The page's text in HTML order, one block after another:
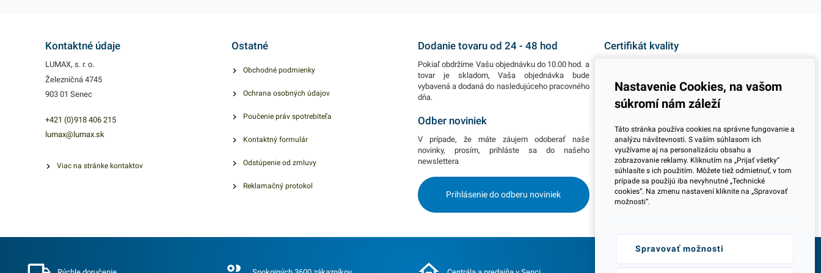
ekologických vlákien,
predstavujú skvelé
riešenie v boji proti
obsahuje 100 kusov
33x33x3cm. Farebný
Materiál je cennou
hospodárstve recyklácie,
rozložiteľný a vhodný
dezertov. Táto tortová
materiálu PAP - 100%
celulóza z pevných
papierových
vďaka čomu predstavuje
skvelé riešenie v boji
proti plastom. Balenie
obsahuje 50 kusov
krabíc na tortu. Biele
farebné vyhotovenie. V
celulóza z pevných
papierových
vďaka čomu predstavuje
skvelé riešenie v boji
proti plastom. Balenie
obsahuje 50 kusov
krabíc na tortu. Biele
Kontaktné údaje
LUMAX, s. r. o.
Železničná 4745
903 01 Senec
+421 (0)918 406 215
lumax@lumax.sk
Viac na stránke kontaktov
Ostatné
Obchodné podmienky
Ochrana osobných údajov
Poučenie práv spotrebiteľa
Kontaktný formulár
Odstúpenie od zmluvy
Reklamačný protokol
Dodanie tovaru od 24 - 48 hod
Pokiaľ obdržíme Vašu objednávku do 10.00 hod. a
tovar je skladom, Vaša objednávka bude
vybavená a dodaná do nasledujúceho pracovného
dňa.
Odber noviniek
V prípade, že máte záujem odoberať naše
novinky, prosím, prihláste sa do našeho
newslettera
Prihlásenie do odberu noviniek
Certifikát kvality
jeden z dôležitých ukazovateľov zodpovedného
podnikania.
Potrebujete viac informácií ohľadom pravidelnej
dlhodobej spolupráce pri odberoch? Prosím
skontaktujte sa s naším obchodným tímom a
dohodnite si stretnutie kdekoľvek na Slovensku.
Radi Vás navštívime.
Nastavenie Cookies, na vašom
súkromí nám záleží
Táto stránka používa cookies na správne fungovanie a
analýzu návštevnosti. S vaším súhlasom ich
využívame aj na personalizáciu obsahu a
zobrazovanie reklamy. Kliknutím na „Prijať všetky“
súhlasíte s ich použitím. Môžete tiež odmietnuť, v tom
prípade sa použijú iba nevyhnutné „Technické
cookies“. Na zmenu nastavení kliknite na „Spravovať
možnosti“.
Spravovať možnosti